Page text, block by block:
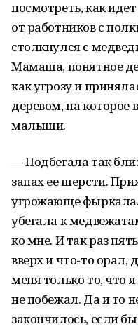
посмотреть, как
от работников с
столкнулся с
Мамаша, понятное
как угрозу и
деревом, на которое
малыши.
— Подбегала так
запах ее шерсти.
угрожающе
убегала к
ко мне. И так раз
вверх и что-то орал,
меня только то, что
не побежал. Да и то
закончилось, если